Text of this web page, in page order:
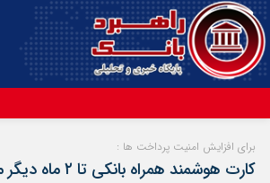
آپارات
برای افزایش امنیت پرداخت‌ ها :
کارت هوشمند همراه بانکی تا ۲ ماه دیگر می‌آید